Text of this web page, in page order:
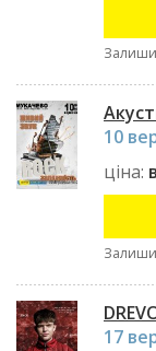
10
ціна:
17